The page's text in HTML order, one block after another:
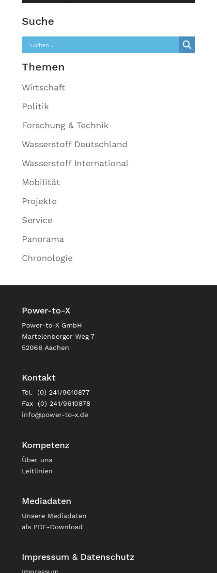
Suche
Themen
Wirtschaft
Politik
Forschung & Technik
Wasserstoff Deutschland
Wasserstoff International
Mobilität
Projekte
Service
Panorama
Chronologie
Power-to-X
Power-to-X GmbH
Martelenberger Weg 7
52066 Aachen
Kontakt
Tel. (0) 241/9610877
Fax (0) 241/9610878
info@power-to-x.de
Kompetenz
Über uns
Leitlinien
Mediadaten
Unsere Mediadaten
als PDF-Download
Impressum & Datenschutz